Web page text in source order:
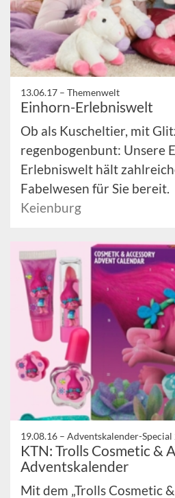
13.06.17 – Themenwelt
Einhorn-Erlebniswelt
Ob als Kuscheltier, mit
regenbogenbunt: Unsere
Erlebniswelt hält
Fabelwesen für Sie bereit.
Keienburg
19.08.16 – Adventskalender-Special
KTN: Trolls Cosmetic &
Adventskalender
Mit dem „Trolls Cosmetic